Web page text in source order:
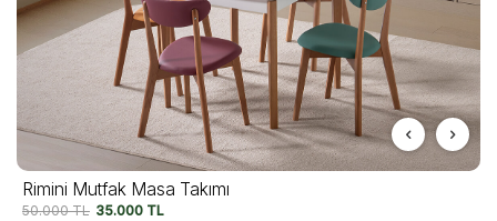
Rimini Mutfak Masa Takımı
50.000TL 35.000 TL